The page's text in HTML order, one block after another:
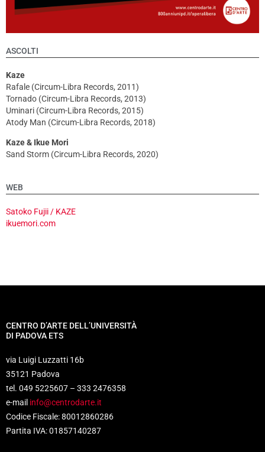
ASCOLTI
Kaze
Rafale (Circum-Libra Records, 2011)
Tornado (Circum-Libra Records, 2013)
Uminari (Circum-Libra Records, 2015)
Atody Man (Circum-Libra Records, 2018)
Kaze & Ikue Mori
Sand Storm (Circum-Libra Records, 2020)
WEB
Satoko Fujii / KAZE
ikuemori.com
CENTRO D’ARTE DELL’UNIVERSITÀ
DI PADOVA ETS
via Luigi Luzzatti 16b
35121 Padova
tel. 049 5225607 – 333 2476358
e-mail info@centrodarte.it
Codice Fiscale: 80012860286
Partita IVA: 01857140287